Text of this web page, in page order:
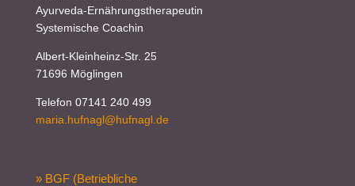
Ayurveda-Ernährungstherapeutin
Systemische Coachin
Albert-Kleinheinz-Str. 25
71696 Möglingen
Telefon 07141 240 499
maria.hufnagl@hufnagl.de
» BGF (Betriebliche